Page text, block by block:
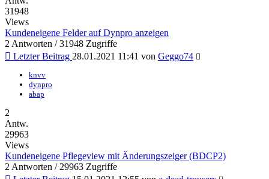
31948
Views
Kundeneigene Felder auf Dynpro anzeigen
2 Antworten / 31948 Zugriffe
Letzter Beitrag 28.01.2021 11:41 von Geggo74
knvv
dynpro
abap
2
Antw.
29963
Views
Kundeneigene Pflegeview mit Änderungszeiger (BDCP2)
2 Antworten / 29963 Zugriffe